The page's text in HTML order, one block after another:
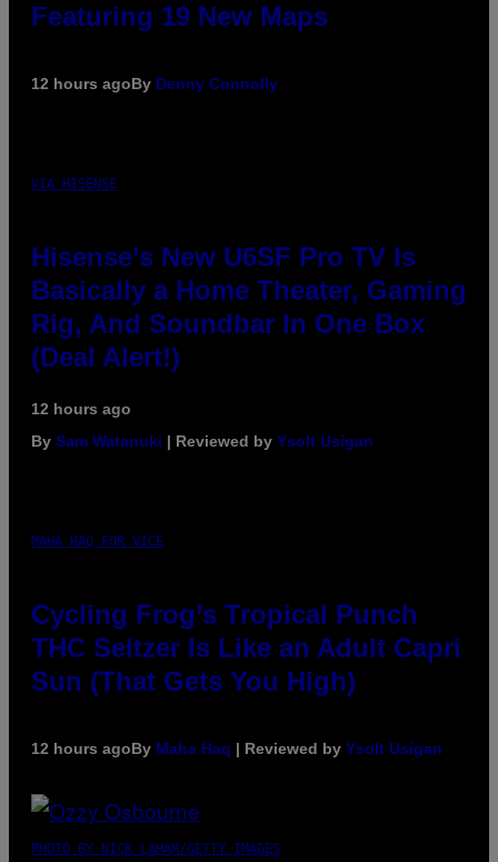
Featuring 19 New Maps
12 hours agoBy Denny Connolly
VIA HISENSE
Hisense’s New U6SF Pro TV Is
Basically a Home Theater, Gaming
Rig, And Soundbar In One Box
(Deal Alert!)
12 hours ago
By Sam Watanuki | Reviewed by Ysolt Usigan
MAHA HAQ FOR VICE
Cycling Frog’s Tropical Punch
THC Seltzer Is Like an Adult Capri
Sun (That Gets You High)
12 hours agoBy Maha Haq | Reviewed by Ysolt Usigan
PHOTO BY NICK LAHAM/GETTY IMAGES